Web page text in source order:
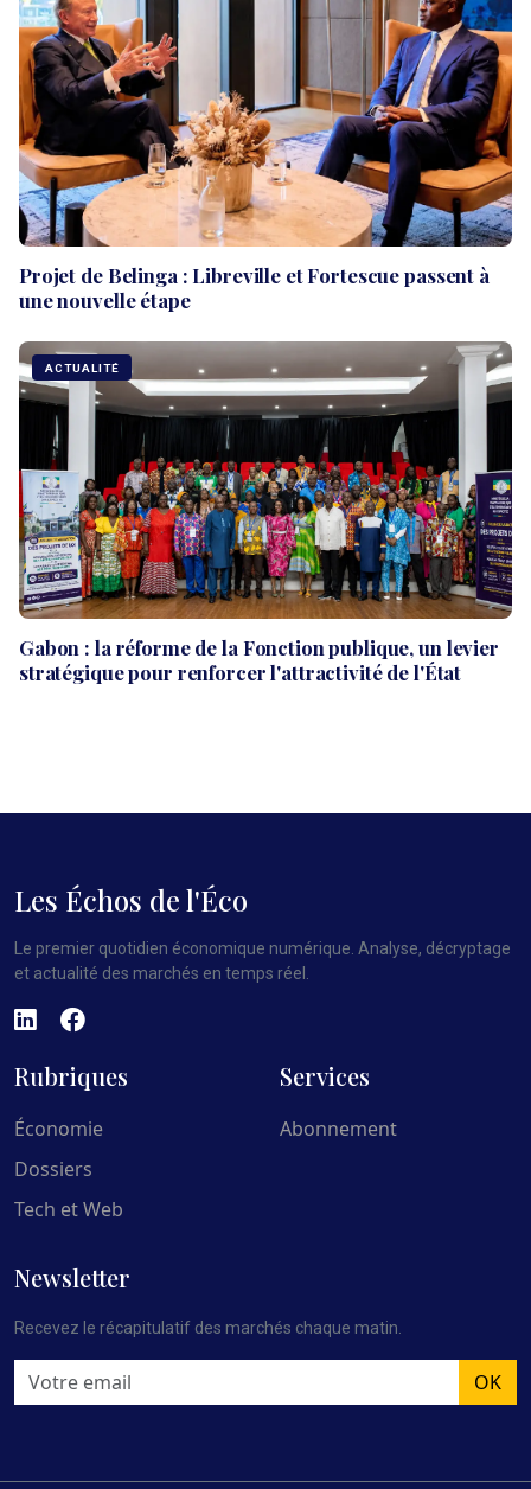
Projet de Belinga : Libreville et Fortescue passent à
une nouvelle étape
ACTUALITÉ
Gabon : la réforme de la Fonction publique, un levier
stratégique pour renforcer l'attractivité de l'État
Les Échos de l'Éco
Le premier quotidien économique numérique. Analyse, décryptage
et actualité des marchés en temps réel.
Rubriques
Économie
Dossiers
Tech et Web
Services
Abonnement
Newsletter
Recevez le récapitulatif des marchés chaque matin.
OK